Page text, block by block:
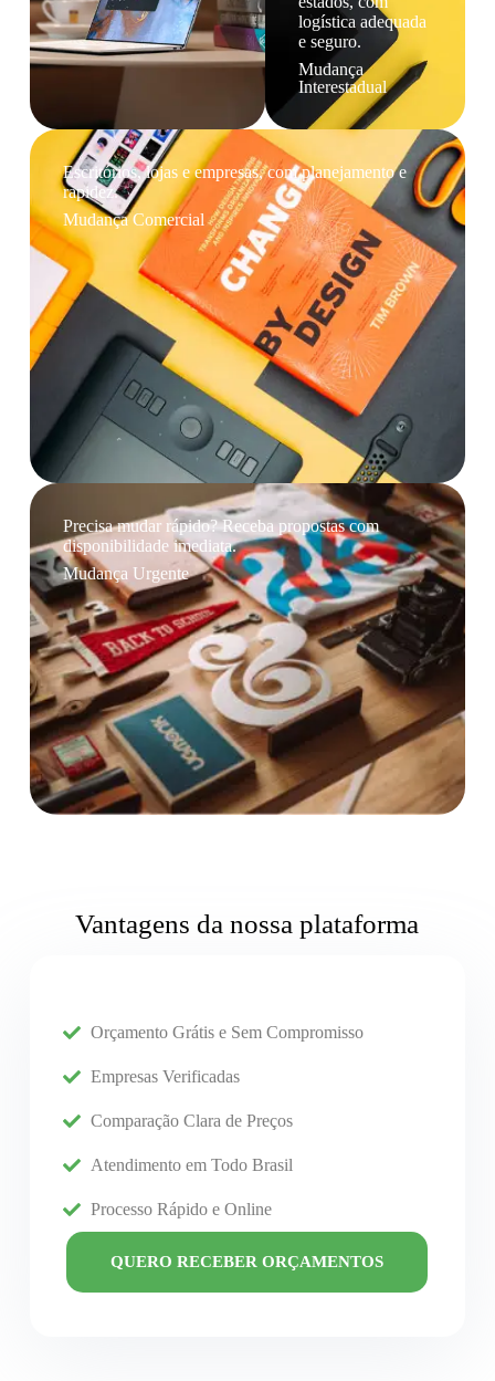
logística adequada
e seguro.
Mudança
Interestadual
Escritórios, lojas e empresas, com planejamento e
rapidez.
Mudança Comercial
Precisa mudar rápido? Receba propostas com
disponibilidade imediata.
Mudança Urgente
Vantagens da nossa plataforma
Orçamento Grátis e Sem Compromisso
Empresas Verificadas
Comparação Clara de Preços
Atendimento em Todo Brasil
Processo Rápido e Online
QUERO RECEBER ORÇAMENTOS